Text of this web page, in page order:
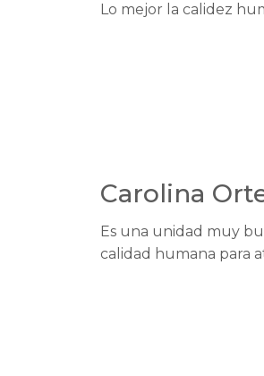
Lo mejor la calidez
Carolina
Es una unidad muy
calidad humana para